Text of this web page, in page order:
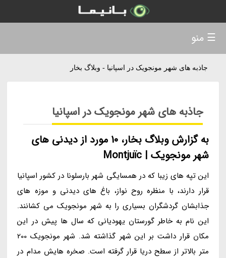
جاذبه های شهر مونجویک در اسپانیا - وبلاگ بخار
جاذبه های شهر مونجویک در اسپانیا
به گزارش وبلاگ بخار، 10 مورد از دیدنی های
شهر مونجویک | Montjuïc
این تپه های زیبا که در همسایگی شهر بارسلونا در کشور اسپانیا
قرار دارند، با منظره روح نواز، باغ های دیدنی و موزه های
جذابشان گردشگران بسیاری را به شهر مونجویک می کشانند.
این نام به خاطر گورستان یهودیانی که سال ها پیش در این
مکان قرار داشت بر این شهر گذاشته شد. شهر مونجویک 200
متر بالاتر از سطح دریا قرار گرفته است. صخره هایش مدام در
☰ منو